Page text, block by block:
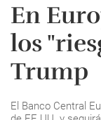
En
los
Trump
El Banco Central